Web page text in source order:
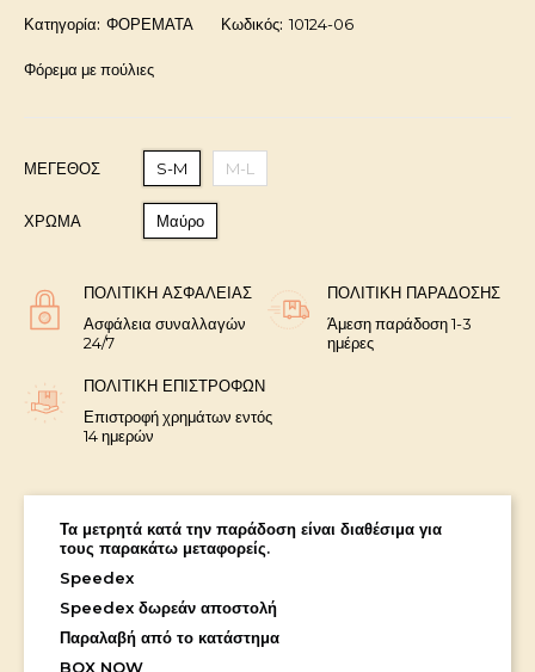
Κατηγορία: ΦΟΡΕΜΑΤΑ Κωδικός: 10124-06
Φόρεμα με πούλιες
ΜΈΓΕΘΟΣ S-M M-L
ΧΡΩΜΑ Μαύρο
ΠΟΛΙΤΙΚΉ ΑΣΦΑΛΕΊΑΣ
Ασφάλεια συναλλαγών
24/7
ΠΟΛΙΤΙΚΉ ΠΑΡΆΔΟΣΗΣ
Άμεση παράδοση 1-3
ημέρες
ΠΟΛΙΤΙΚΉ ΕΠΙΣΤΡΟΦΏΝ
Επιστροφή χρημάτων εντός
14 ημερών
Τα μετρητά κατά την παράδοση είναι διαθέσιμα για
τους παρακάτω μεταφορείς.
Speedex
Speedex δωρεάν αποστολή
Παραλαβή από το κατάστημα
BOX NOW